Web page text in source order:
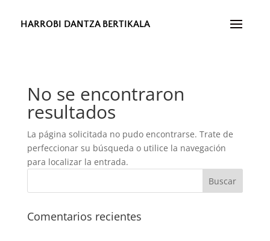
HARROBI DANTZA BERTIKALA
No se encontraron
resultados
La página solicitada no pudo encontrarse. Trate de
perfeccionar su búsqueda o utilice la navegación
para localizar la entrada.
Comentarios recientes